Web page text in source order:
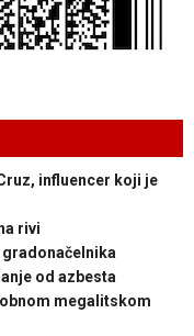
influencer koji je
rivi
gradonačelnika
od azbesta
megalitskom